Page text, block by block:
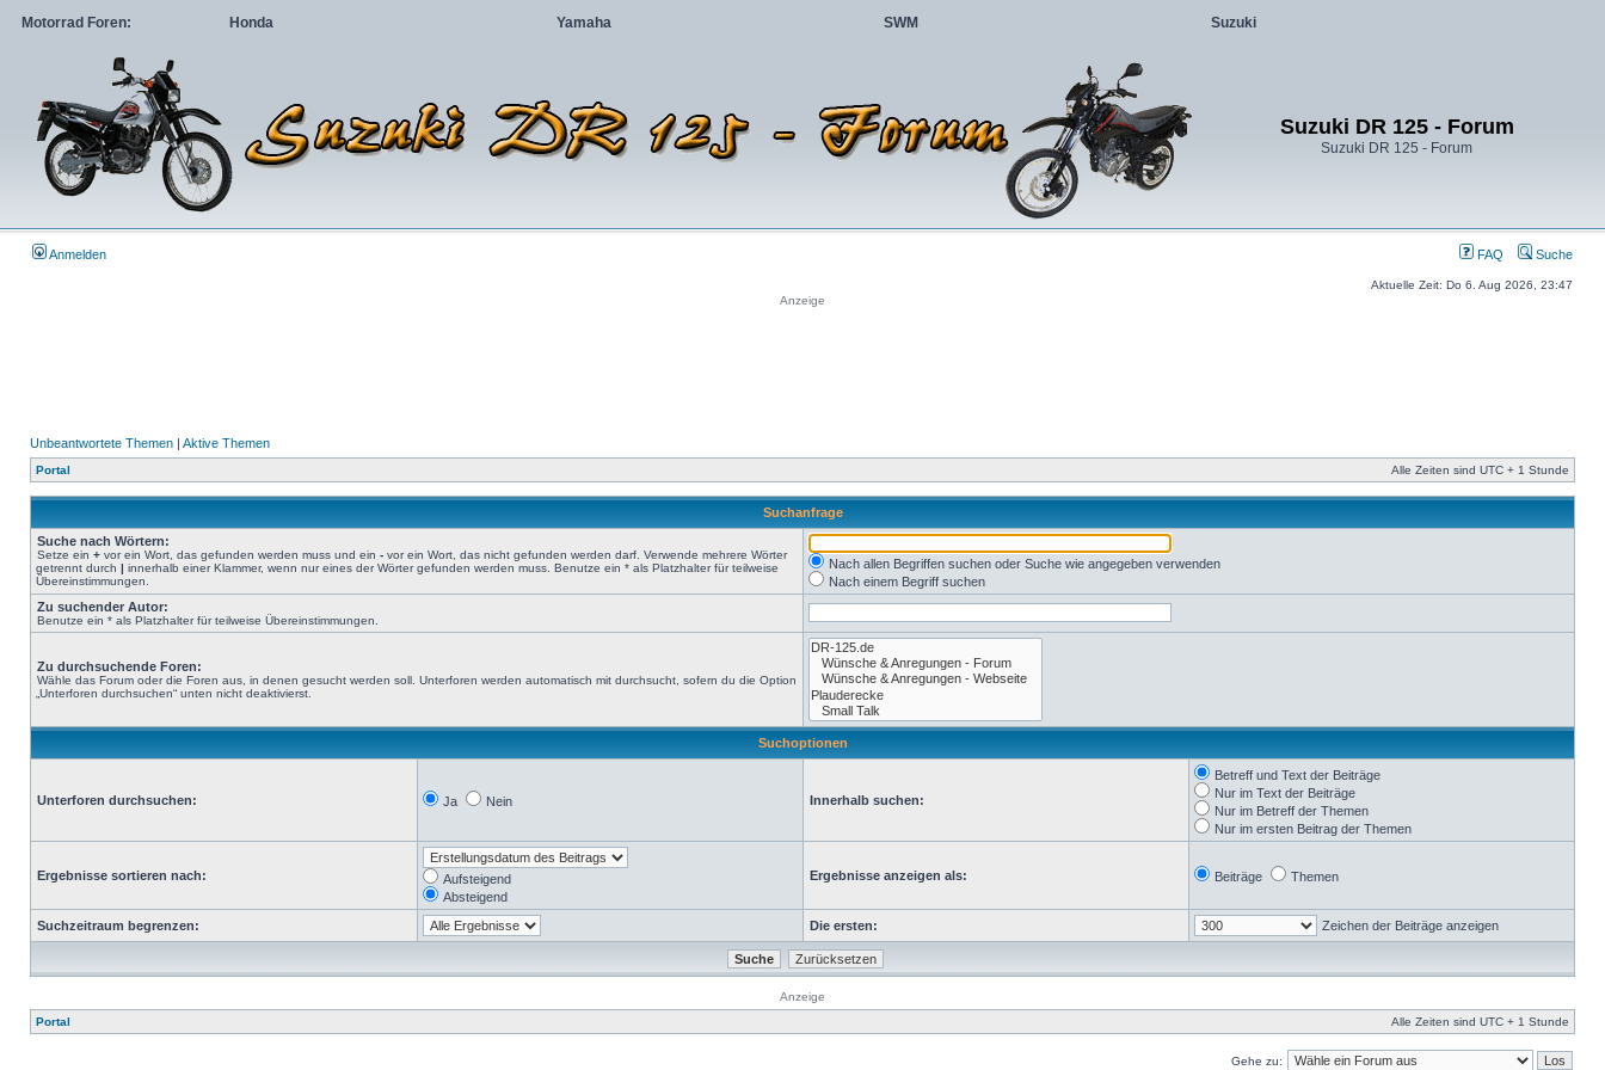
Motorrad Foren: Honda Yamaha SWM Suzuki
Suzuki DR 125 - Forum
Suzuki DR 125 - Forum
Anmelden FAQ Suche
Aktuelle Zeit: Do 6. Aug 2026, 23:47
Anzeige
Unbeantwortete Themen | Aktive Themen
Portal Alle Zeiten sind UTC + 1 Stunde
Suchanfrage
Suche nach Wörtern:
Setze ein + vor ein Wort, das gefunden werden muss und ein - vor ein Wort, das nicht gefunden werden darf. Verwende mehrere Wörter
getrennt durch | innerhalb einer Klammer, wenn nur eines der Wörter gefunden werden muss. Benutze ein * als Platzhalter für teilweise
Übereinstimmungen.
Nach allen Begriffen suchen oder Suche wie angegeben verwenden
Nach einem Begriff suchen
Zu suchender Autor:
Benutze ein * als Platzhalter für teilweise Übereinstimmungen.
Zu durchsuchende Foren:
Wähle das Forum oder die Foren aus, in denen gesucht werden soll. Unterforen werden automatisch mit durchsucht, sofern du die Option
„Unterforen durchsuchen“ unten nicht deaktivierst.
Suchoptionen
Unterforen durchsuchen: Ja Nein Innerhalb suchen:
Betreff und Text der Beiträge
Nur im Text der Beiträge
Nur im Betreff der Themen
Nur im ersten Beitrag der Themen
Ergebnisse sortieren nach:
Aufsteigend
Absteigend
Ergebnisse anzeigen als: Beiträge Themen
Suchzeitraum begrenzen: Die ersten: Zeichen der Beiträge anzeigen
Anzeige
Portal
Alle Zeiten sind UTC + 1 Stunde
Gehe zu: